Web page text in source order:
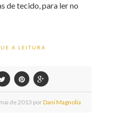
de tecido, para ler no
A LEITURA
de2013 porDani Magnolia